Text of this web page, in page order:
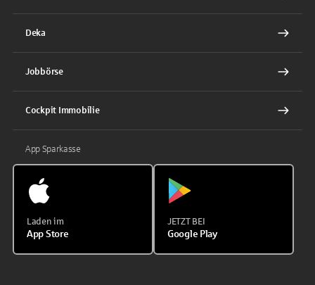
Deka
Jobbörse
Cockpit Immobilie
App Sparkasse
Laden im
App Store
JETZT BEI
Google Play